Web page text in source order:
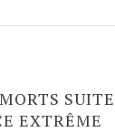
SUITE
EXTRÊME